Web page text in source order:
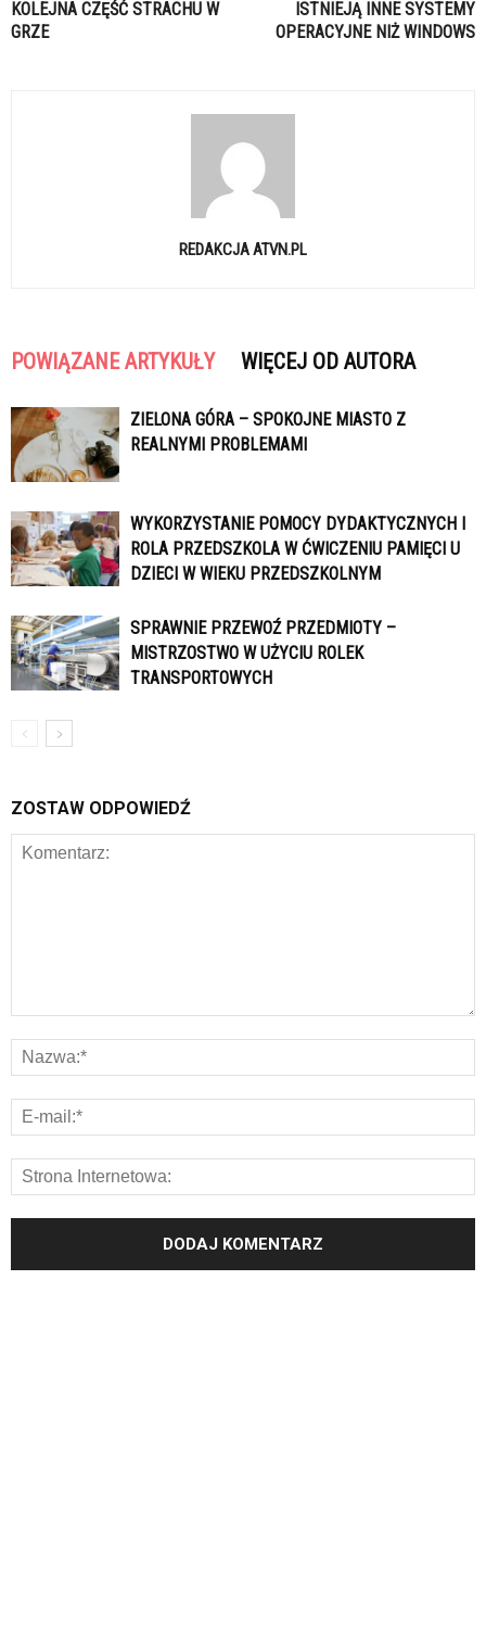
KOLEJNA CZĘŚĆ STRACHU W
GRZE
ISTNIEJĄ INNE SYSTEMY
OPERACYJNE NIŻ WINDOWS
REDAKCJA ATVN.PL
POWIĄZANE ARTYKUŁY WIĘCEJ OD AUTORA
ZIELONA GÓRA – SPOKOJNE MIASTO Z
REALNYMI PROBLEMAMI
WYKORZYSTANIE POMOCY DYDAKTYCZNYCH I
ROLA PRZEDSZKOLA W ĆWICZENIU PAMIĘCI U
DZIECI W WIEKU PRZEDSZKOLNYM
SPRAWNIE PRZEWOŹ PRZEDMIOTY –
MISTRZOSTWO W UŻYCIU ROLEK
TRANSPORTOWYCH
ZOSTAW ODPOWIEDŹ